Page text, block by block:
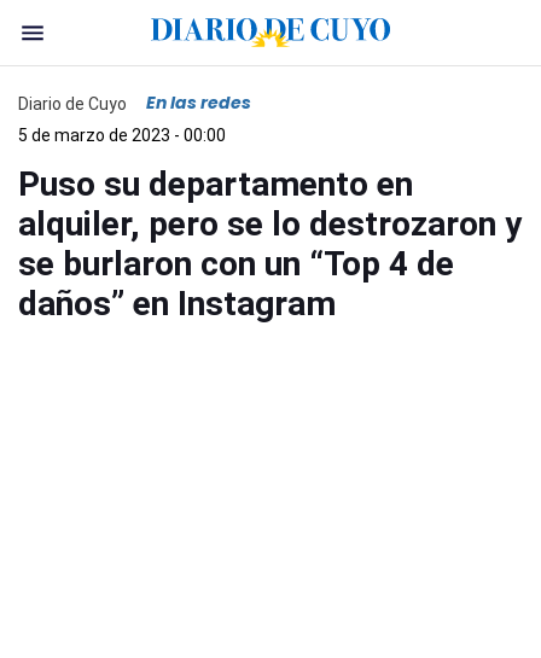
Diario de Cuyo En las redes
5 de marzo de 2023 - 00:00
Puso su departamento en
alquiler, pero se lo destrozaron y
se burlaron con un “Top 4 de
daños” en Instagram